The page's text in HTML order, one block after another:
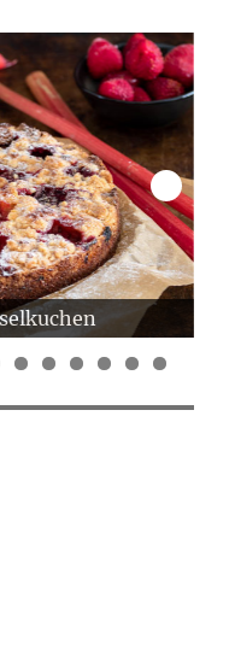
0 1 2 3 4 5